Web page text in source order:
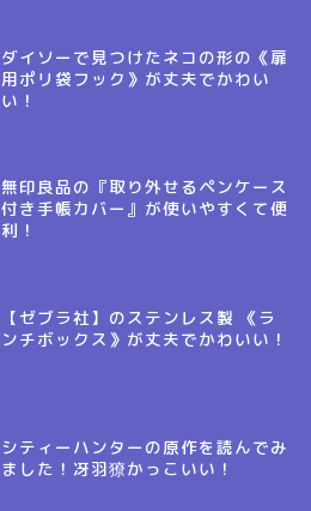
ダイソーで見つけたネコの形の《扉
用ポリ袋フック》が丈夫でかわい
い！
無印良品の『取り外せるペンケース
付き手帳カバー』が使いやすくて便
利！
【ゼブラ社】のステンレス製 《ラ
ンチボックス》が丈夫でかわいい！
シティーハンターの原作を読んでみ
ました！冴羽獠かっこいい！